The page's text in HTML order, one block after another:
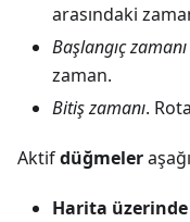
arasındaki
Başlangıç zamanı
zaman.
Bitiş zamanı.
Aktifdüğmeler
Harita